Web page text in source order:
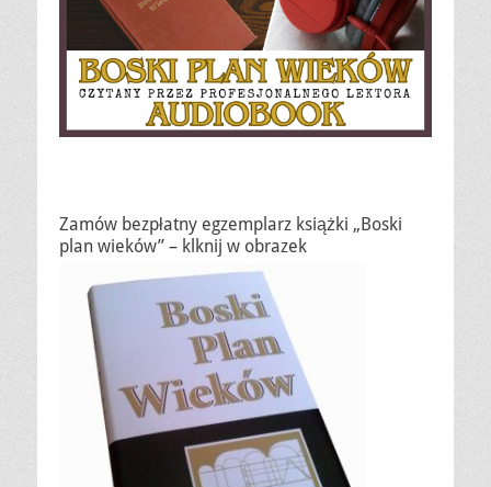
Zamów bezpłatny egzemplarz książki „Boski
plan wieków” – klknij w obrazek